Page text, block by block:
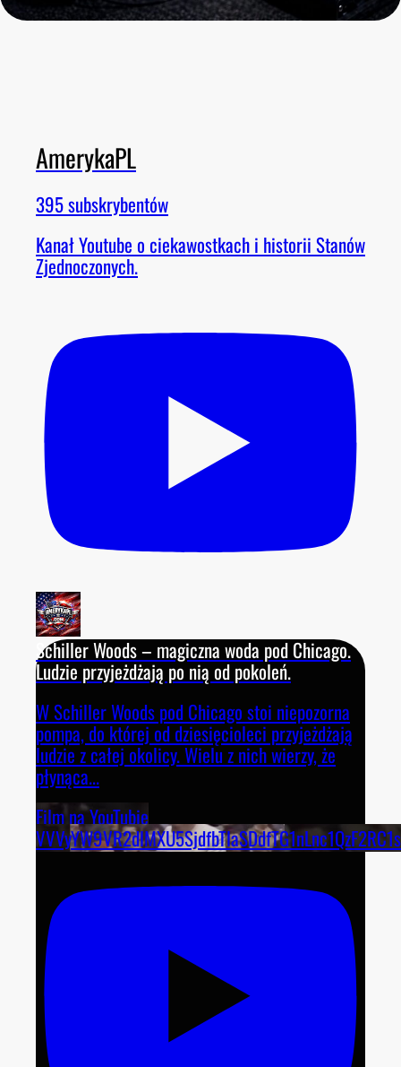
AmerykaPL
395 subskrybentów
Kanał Youtube o ciekawostkach i historii Stanów
Zjednoczonych.
Schiller Woods – magiczna woda pod Chicago.
Ludzie przyjeżdżają po nią od pokoleń.
W Schiller Woods pod Chicago stoi niepozorna
pompa, do której od dziesięcioleci przyjeżdżają
ludzie z całej okolicy. Wielu z nich wierzy, że
płynąca...
Film na YouTubie